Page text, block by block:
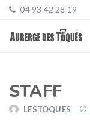
04 93 42 28 19
STAFF
LESTOQUES